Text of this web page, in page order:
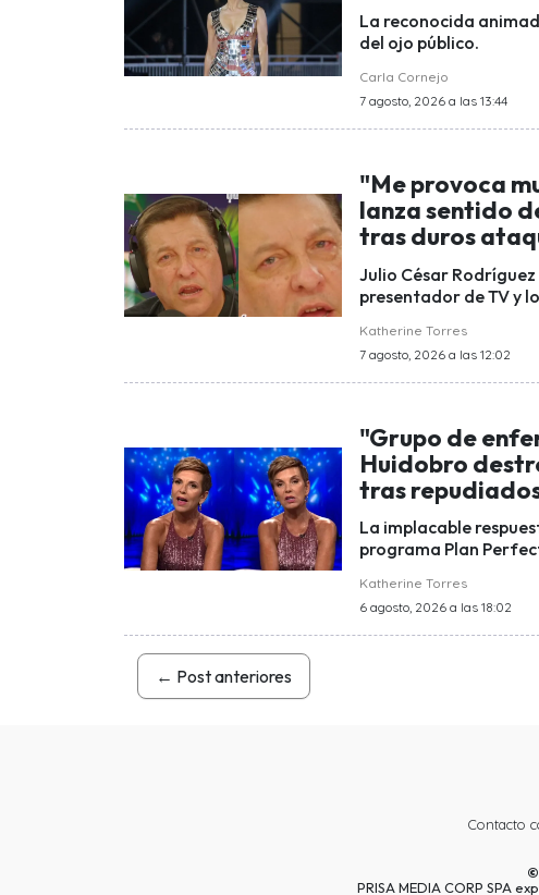
La reconocida
del ojo público.
Carla Cornejo
7 agosto, 2026 a las 13:44
"Me provoca
lanza sentido
tras duros
Julio César
presentador de TV y
Katherine Torres
7 agosto, 2026 a las 12:02
"Grupo de
Huidobro
tras
La implacable
programa Plan
Katherine Torres
6 agosto, 2026 a las 18:02
← Post anteriores
Contacto
©
PRISA MEDIA CORP SPA